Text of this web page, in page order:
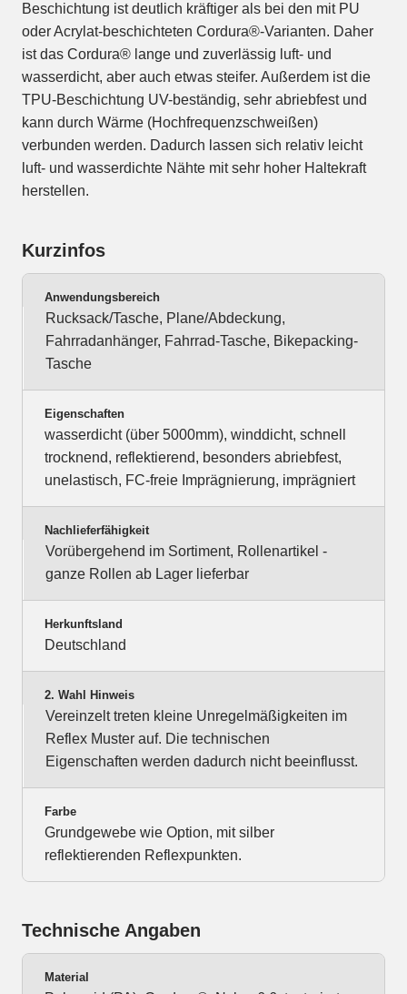
Beschichtung ist deutlich kräftiger als bei den mit PU
oder Acrylat-beschichteten Cordura®-Varianten. Daher
ist das Cordura® lange und zuverlässig luft- und
wasserdicht, aber auch etwas steifer. Außerdem ist die
TPU-Beschichtung UV-beständig, sehr abriebfest und
kann durch Wärme (Hochfrequenzschweißen)
verbunden werden. Dadurch lassen sich relativ leicht
luft- und wasserdichte Nähte mit sehr hoher Haltekraft
herstellen.
Kurzinfos
Anwendungsbereich
Rucksack/Tasche, Plane/Abdeckung,
Fahrradanhänger, Fahrrad-Tasche, Bikepacking-
Tasche
Eigenschaften
wasserdicht (über 5000mm), winddicht, schnell
trocknend, reflektierend, besonders abriebfest,
unelastisch, FC-freie Imprägnierung, imprägniert
Nachlieferfähigkeit
Vorübergehend im Sortiment, Rollenartikel -
ganze Rollen ab Lager lieferbar
Herkunftsland
Deutschland
2. Wahl Hinweis
Vereinzelt treten kleine Unregelmäßigkeiten im
Reflex Muster auf. Die technischen
Eigenschaften werden dadurch nicht beeinflusst.
Farbe
Grundgewebe wie Option, mit silber
reflektierenden Reflexpunkten.
Technische Angaben
Material